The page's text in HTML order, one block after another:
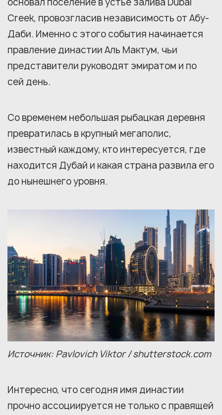
Creek, провозгласив независимость от Абу-
Даби. Именно с этого события начинается
правление династии Аль Мактум, чьи
представители руководят эмиратом и по
сей день.
Со временем небольшая рыбацкая деревня
превратилась в крупный мегаполис,
известный каждому, кто интересуется, где
находится Дубай и какая страна развила его
до нынешнего уровня.
Источник: Pavlovich Viktor / shutterstock.com
Интересно, что сегодня имя династии
прочно ассоциируется не только с правящей